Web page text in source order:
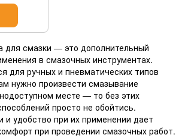
смазки — это дополнительный
в смазочных инструментах.
для ручных и пневматических типов
нужно произвести смазывание
месте — то без этих
просто не обойтись.
и удобство при их применении дает
при проведении смазочных работ.